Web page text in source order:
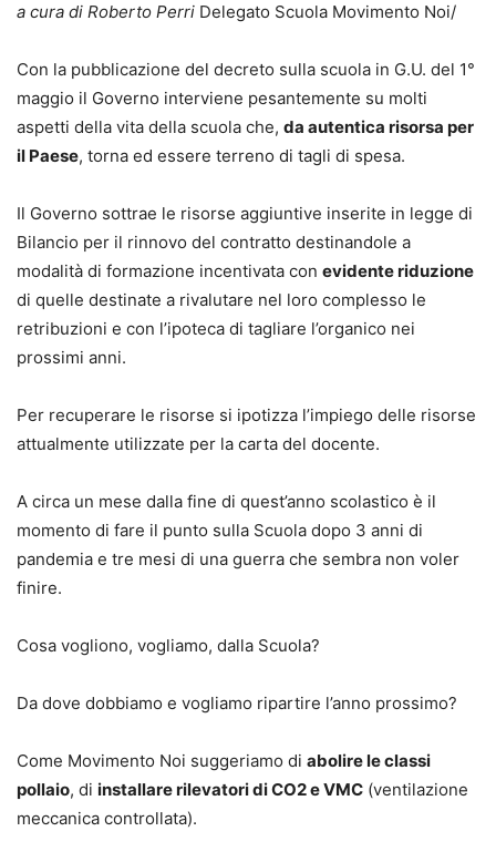
a cura di Roberto Perri Delegato Scuola Movimento Noi/
Con la pubblicazione del decreto sulla scuola in G.U. del 1°
maggio il Governo interviene pesantemente su molti
aspetti della vita della scuola che, da autentica risorsa per
il Paese, torna ed essere terreno di tagli di spesa.
Il Governo sottrae le risorse aggiuntive inserite in legge di
Bilancio per il rinnovo del contratto destinandole a
modalità di formazione incentivata con evidente riduzione
di quelle destinate a rivalutare nel loro complesso le
retribuzioni e con l’ipoteca di tagliare l’organico nei
prossimi anni.
Per recuperare le risorse si ipotizza l’impiego delle risorse
attualmente utilizzate per la carta del docente.
A circa un mese dalla fine di quest’anno scolastico è il
momento di fare il punto sulla Scuola dopo 3 anni di
pandemia e tre mesi di una guerra che sembra non voler
finire.
Cosa vogliono, vogliamo, dalla Scuola?
Da dove dobbiamo e vogliamo ripartire l’anno prossimo?
Come Movimento Noi suggeriamo di abolire le classi
pollaio, di installare rilevatori di CO2 e VMC (ventilazione
meccanica controllata).